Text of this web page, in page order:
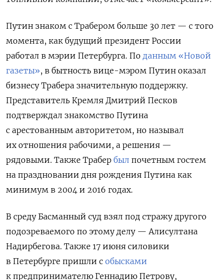
Путин знаком с Трабером больше 30 лет — с того
момента, как будущий президент России
работал в мэрии Петербурга. По данным «Новой
газеты», в бытность вице-мэром Путин оказал
бизнесу Трабера значительную поддержку.
Представитель Кремля Дмитрий Песков
подтверждал знакомство Путина
с арестованным авторитетом, но называл
их отношения рабочими, а решения —
рядовыми. Также Трабер был почетным гостем
на праздновании дня рождения Путина как
минимум в 2004 и 2016 годах.
В среду Басманный суд взял под стражу другого
подозреваемого по этому делу — Алисултана
Надирбегова. Также 17 июня силовики
в Петербурге пришли с обысками
к предпринимателю Геннадию Петрову,